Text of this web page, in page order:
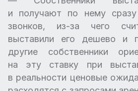
и получают по нему
звонков, из-за чего
выставили его дешево и
другие собственники
на эту ставку при
в реальности ценовые